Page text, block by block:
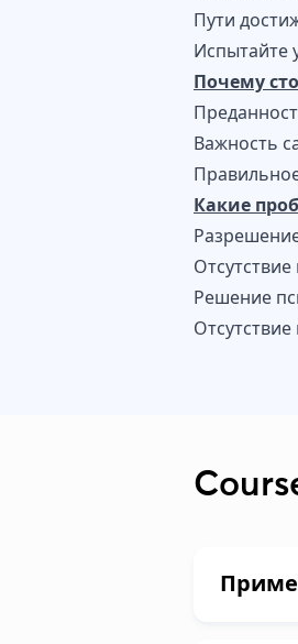
Пути
Испытайте
Почему
Важность
Какие
Решение